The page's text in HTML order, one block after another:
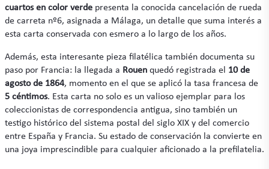
cuartos en color verde presenta la conocida cancelación de rueda
de carreta nº6, asignada a Málaga, un detalle que suma interés a
esta carta conservada con esmero a lo largo de los años.
Además, esta interesante pieza filatélica también documenta su
paso por Francia: la llegada a Rouen quedó registrada el 10 de
agosto de 1864, momento en el que se aplicó la tasa francesa de
5 céntimos. Esta carta no solo es un valioso ejemplar para los
coleccionistas de correspondencia antigua, sino también un
testigo histórico del sistema postal del siglo XIX y del comercio
entre España y Francia. Su estado de conservación la convierte en
una joya imprescindible para cualquier aficionado a la prefilatelia.